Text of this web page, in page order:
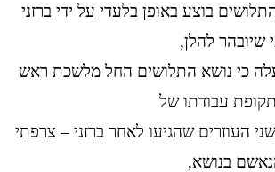
בוצע באופן בלעדי על ידי ברזני
כי נושא התלושים החל מלשכת ראש
תקופת עבודתו של
העוזרים שהגיעו לאחר ברזני – צרפתי
בנושא,